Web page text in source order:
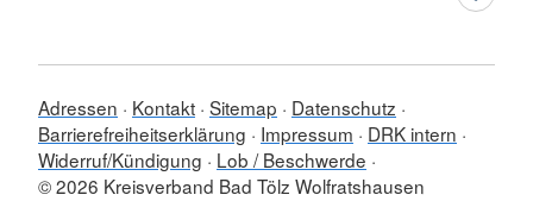
Adressen Kontakt Sitemap
Datenschutz
Barrierefreiheitserklärung
Impressum
DRK intern
Widerruf/Kündigung
Lob / Beschwerde
© 2026 Kreisverband Bad Tölz Wolfratshausen